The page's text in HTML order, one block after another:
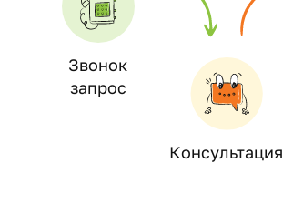
Звонок
запрос
Консультация